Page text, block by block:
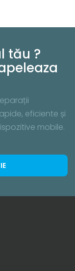
tău ?
eficiente și
mobile.